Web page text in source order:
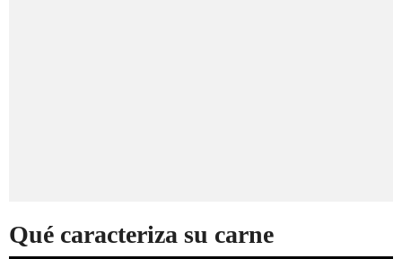
Qué caracteriza su carne